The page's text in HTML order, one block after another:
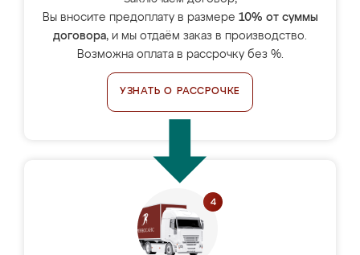
Вы вносите предоплату в размере 10% от суммы
договора, и мы отдаём заказ в производство.
Возможна оплата в рассрочку без %.
УЗНАТЬ О РАССРОЧКЕ